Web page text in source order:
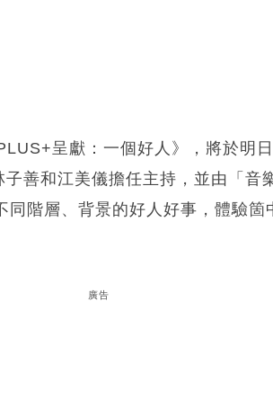
呈獻：一個好人》，將於明
善和江美儀擔任主持，並由「音
階層、背景的好人好事，體驗箇
廣告